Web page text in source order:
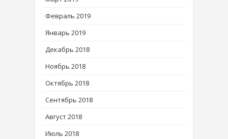
Февраль 2019
Январь 2019
Декабрь 2018
Ноябрь 2018
Октябрь 2018
Сентябрь 2018
Август 2018
Июль 2018